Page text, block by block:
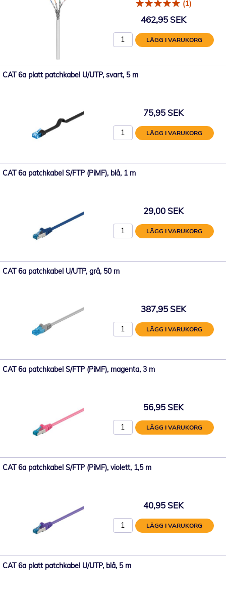
(1)
462,95 SEK
LÄGG I VARUKORG
CAT 6a platt patchkabel U/UTP, svart, 5 m
75,95 SEK
LÄGG I VARUKORG
CAT 6a patchkabel S/FTP (PiMF), blå, 1 m
29,00 SEK
LÄGG I VARUKORG
CAT 6a patchkabel U/UTP, grå, 50 m
387,95 SEK
LÄGG I VARUKORG
CAT 6a patchkabel S/FTP (PiMF), magenta, 3 m
56,95 SEK
LÄGG I VARUKORG
CAT 6a patchkabel S/FTP (PiMF), violett, 1,5 m
40,95 SEK
LÄGG I VARUKORG
CAT 6a platt patchkabel U/UTP, blå, 5 m